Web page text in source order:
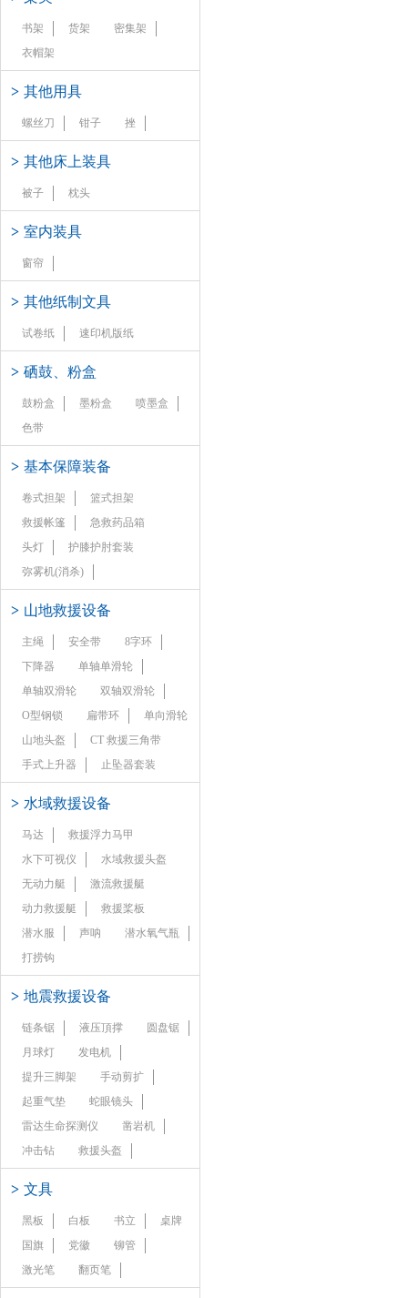
书架 货架
密集架
衣帽架
> 其他用具
螺丝刀 钳子 挫
> 其他床上装具
被子 枕头
> 室内装具
窗帘
> 其他纸制文具
试卷纸 速印机版纸
> 硒鼓、粉盒
鼓粉盒 墨粉盒
喷墨盒
色带
> 基本保障装备
卷式担架
篮式担架
救援帐篷
急救药品箱
头灯
护膝护肘套装
弥雾机(消杀)
> 山地救援设备
主绳 安全带
8字环
下降器
单轴单滑轮
单轴双滑轮
双轴双滑轮
O型钢锁
扁带环
单向滑轮
山地头盔
CT 救援三角带
手式上升器
止坠器套装
> 水域救援设备
马达
救援浮力马甲
水下可视仪
水域救援头盔
无动力艇
激流救援艇
动力救援艇
救援桨板
潜水服
声呐
潜水氧气瓶
打捞钩
> 地震救援设备
链条锯 液压頂撑
圆盘锯
月球灯
发电机
提升三脚架
手动剪扩
起重气垫
蛇眼镜头
雷达生命探测仪
凿岩机
冲击钻
救援头盔
> 文具
黑板 白板 书立
桌牌
国旗
党徽
铆管
激光笔
翻页笔